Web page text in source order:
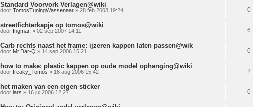
Standard Voorvork Verlagen@wiki
door TomosTuningWassenaar» 28 feb 2008 19:24 0
streetfichterkapje op tomos@wiki
door Ingmar. » 02 sep 2007 14:11 6
Carb rechts naast het frame: ijzeren kappen laten passen@wik
door Mr.Dar-Q » 14 sep 2006 15:21 0
how to make: plastic kappen op oude model ophanging@wiki
door freaky_Tomos » 16 aug 2006 15:42 2
het maken van een eigen sticker
door lars » 16 jul 2006 12:27 0